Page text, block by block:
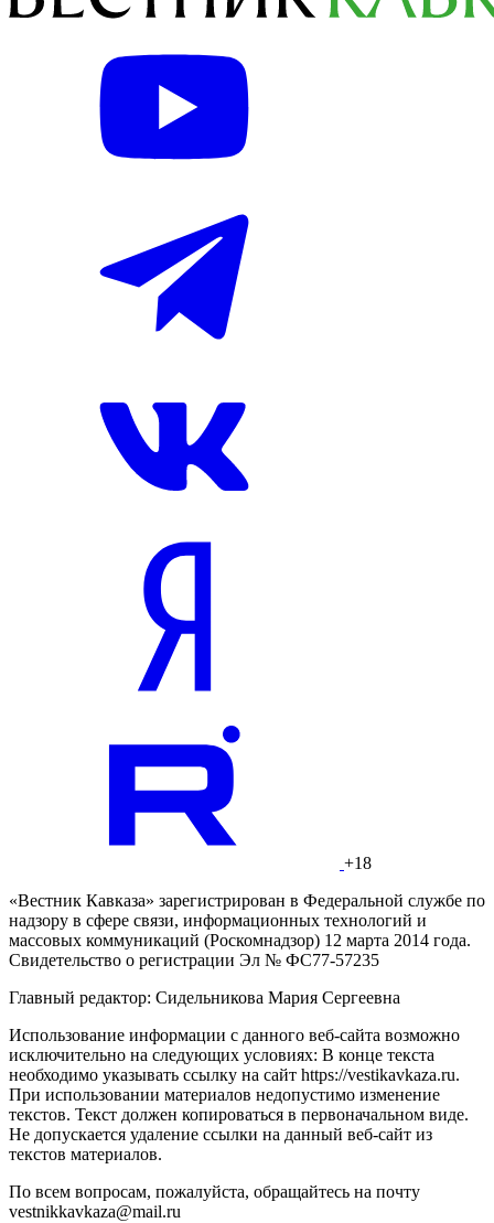
+18
«Вестник Кавказа» зарегистрирован в Федеральной службе по
надзору в сфере связи, информационных технологий и
массовых коммуникаций (Роскомнадзор) 12 марта 2014 года.
Свидетельство о регистрации Эл № ФС77-57235
Главный редактор: Сидельникова Мария Сергеевна
Использование информации с данного веб-сайта возможно
исключительно на следующих условиях: В конце текста
необходимо указывать ссылку на сайт https://vestikavkaza.ru.
При использовании материалов недопустимо изменение
текстов. Текст должен копироваться в первоначальном виде.
Не допускается удаление ссылки на данный веб-сайт из
текстов материалов.
По всем вопросам, пожалуйста, обращайтесь на почту
vestnikkavkaza@mail.ru